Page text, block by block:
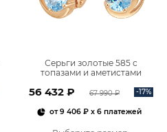
Серьги золотые 585 с
топазами и аметистами
56 432 ₽ 67 990 ₽ -17%
от9 406 ₽x 6 платежей